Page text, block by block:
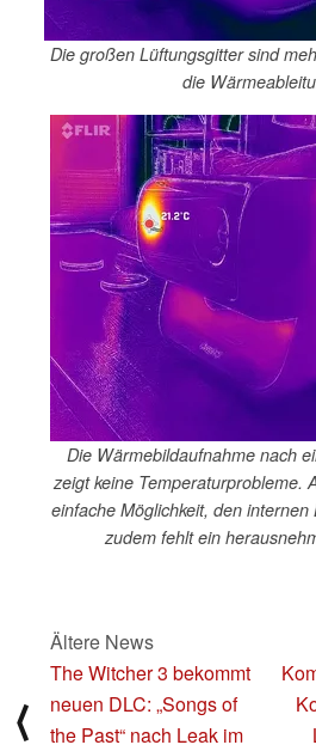
Die großen Lüftungsgitter sind
die
Die Wärmebildaufnahme nach
zeigt keine Temperaturprobleme.
einfache Möglichkeit, den
zudem fehlt ein
⟨
Ältere News
The Witcher 3 bekommt
neuen DLC: „Songs of
the Past“ nach Leak im